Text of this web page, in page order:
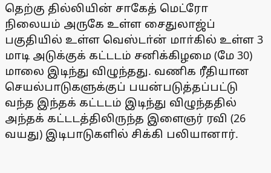
தெற்கு தில்லியின் சாகேத் மெட்ரோ
நிலையம் அருகே உள்ள சைதுலாஜ்ப்
பகுதியில் உள்ள வெஸ்டா்ன் மாா்கில் உள்ள 3
மாடி அடுக்குக் கட்டடம் சனிக்கிழமை (மே 30)
மாலை இடிந்து விழுந்தது. வணிக ரீதியான
செயல்பாடுகளுக்குப் பயன்படுத்தப்பட்டு
வந்த இந்தக் கட்டடம் இடிந்து விழுந்ததில்
அந்தக் கட்டடத்திலிருந்த இளைஞர் ரவி (26
வயது) இடிபாடுகளில் சிக்கி பலியானார்.